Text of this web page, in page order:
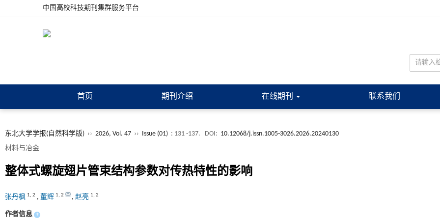
中国高校科技期刊集群服务平台
首页 期刊介绍 在线期刊 联系我们
东北大学学报(自然科学版) ›› 2026, Vol. 47 ›› Issue (01) : 131 -137. DOI: 10.12068/j.issn.1005-3026.2026.20240130
材料与冶金
整体式螺旋翅片管束结构参数对传热特性的影响
张丹枫 1, 2 , 董辉 1, 2 , 赵亮 1, 2
作者信息 +